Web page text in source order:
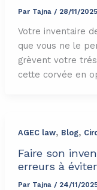
Par Tajna / 28/11/2025
Votre inventaire
que vous ne le
grèvent votre
cette corvée en
AGEC law, Blog,
Faire son
erreurs à
Par Tajna / 24/11/